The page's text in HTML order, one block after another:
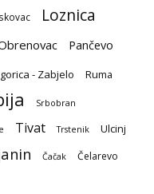
Loznica
Pančevo
- Zabjelo Ruma
Srbobran
Tivat Trstenik Ulcinj
Čačak Čelarevo